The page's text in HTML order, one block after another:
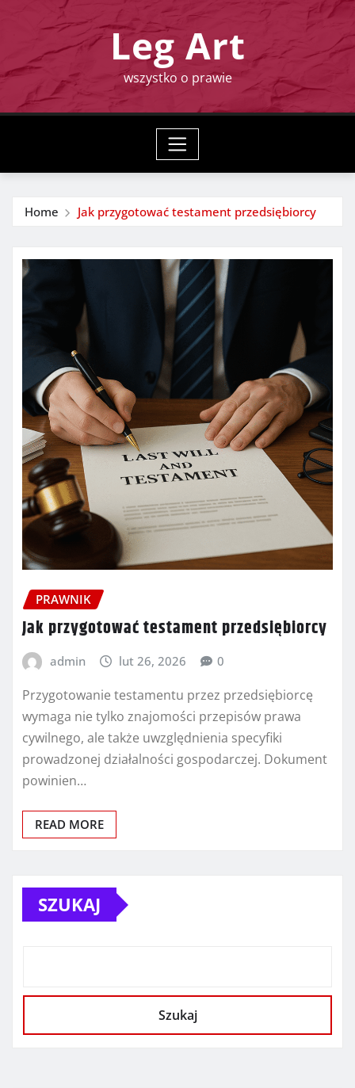
content
Leg Art
wszystko o prawie
Home Jak przygotować testament przedsiębiorcy
PRAWNIK
Jak przygotować testament przedsiębiorcy
admin lut 26, 2026 0
Przygotowanie testamentu przez przedsiębiorcę
wymaga nie tylko znajomości przepisów prawa
cywilnego, ale także uwzględnienia specyfiki
prowadzonej działalności gospodarczej. Dokument
powinien…
READ MORE
SZUKAJ
Szukaj